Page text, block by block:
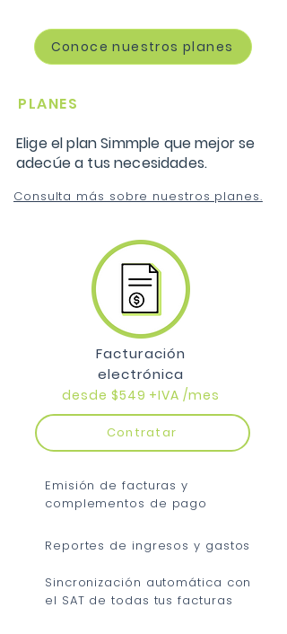
Conoce nuestros planes
PLANES
Elige el plan Simmple que mejor se
adecúe a tus necesidades.
Consulta más sobre nuestros planes.
Facturación
electrónica
desde $549 +IVA /mes
Contratar
Emisión de facturas y
complementos de pago
Reportes de ingresos y gastos
Sincronización automática con
el SAT de todas tus facturas